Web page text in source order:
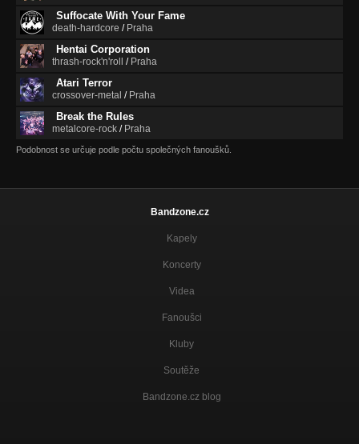
Suffocate With Your Fame
death-hardcore / Praha
Hentai Corporation
thrash-rock'n'roll / Praha
Atari Terror
crossover-metal / Praha
Break the Rules
metalcore-rock / Praha
Podobnost se určuje podle počtu společných fanoušků.
Bandzone.cz
Kapely
Koncerty
Videa
Fanoušci
Kluby
Soutěže
Bandzone.cz blog